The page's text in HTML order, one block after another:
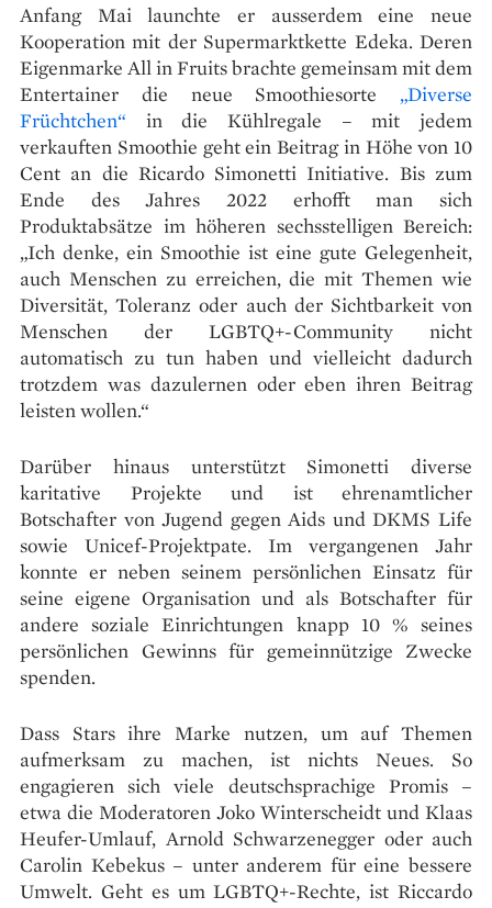
Anfang Mai launchte er ausserdem eine neue
Kooperation mit der Supermarktkette Edeka. Deren
Eigenmarke All in Fruits brachte gemeinsam mit dem
Entertainer die neue Smoothiesorte „Diverse
Früchtchen“ in die Kühlregale – mit jedem
verkauften Smoothie geht ein Beitrag in Höhe von 10
Cent an die Ricardo Simonetti Initiative. Bis zum
Ende des Jahres 2022 erhofft man sich
Produktabsätze im höheren sechsstelligen Bereich:
„Ich denke, ein Smoothie ist eine gute Gelegenheit,
auch Menschen zu erreichen, die mit Themen wie
Diversität, Toleranz oder auch der Sichtbarkeit von
Menschen der LGBTQ+-Community nicht
automatisch zu tun haben und vielleicht dadurch
trotzdem was dazulernen oder eben ihren Beitrag
leisten wollen.“
Darüber hinaus unterstützt Simonetti diverse
karitative Projekte und ist ehrenamtlicher
Botschafter von Jugend gegen Aids und DKMS Life
sowie Unicef-Projektpate. Im vergangenen Jahr
konnte er neben seinem persönlichen Einsatz für
seine eigene Organisation und als Botschafter für
andere soziale Einrichtungen knapp 10 % seines
persönlichen Gewinns für gemeinnützige Zwecke
spenden.
Dass Stars ihre Marke nutzen, um auf Themen
aufmerksam zu machen, ist nichts Neues. So
engagieren sich viele deutschsprachige Promis –
etwa die Moderatoren Joko Winterscheidt und Klaas
Heufer-Umlauf, Arnold Schwarzenegger oder auch
Carolin Kebekus – unter anderem für eine bessere
Umwelt. Geht es um LGBTQ+-Rechte, ist Riccardo